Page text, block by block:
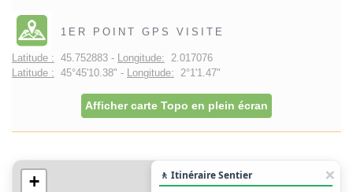
1ER POINT GPS VISITE
Latitude : 45.752883 - Longitude: 2.017076
Latitude : 45°45'10.38" - Longitude: 2°1'1.47"
Afficher carte Topo en plein écran
+
🚶 Itinéraire Sentier